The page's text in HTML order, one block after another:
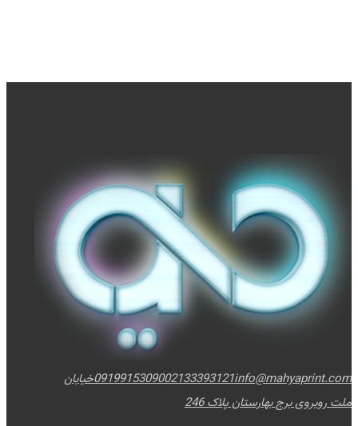
0919915309002133393121info@mahyaprint.com
خیابان
ملت روبروی برج بهارستان پلاک 246